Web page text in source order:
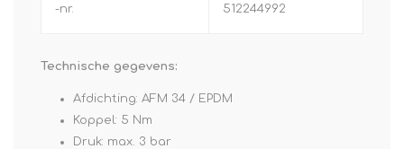
-nr. 512244992
Technische gegevens:
Afdichting: AFM 34 / EPDM
Koppel: 5 Nm
Druk: max. 3 bar